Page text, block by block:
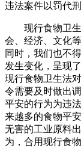
违法案件以罚代
现行食物卫生
会、经济、文化
同时，我们也不
发生变化，呈现
现行食物卫生法
令需要及时做出
平安的行为为违
来越多的食物平
无害的工业原料
为，合用现行食